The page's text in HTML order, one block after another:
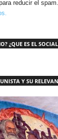
reducir el spam.
¿QUE ES EL
Y SU